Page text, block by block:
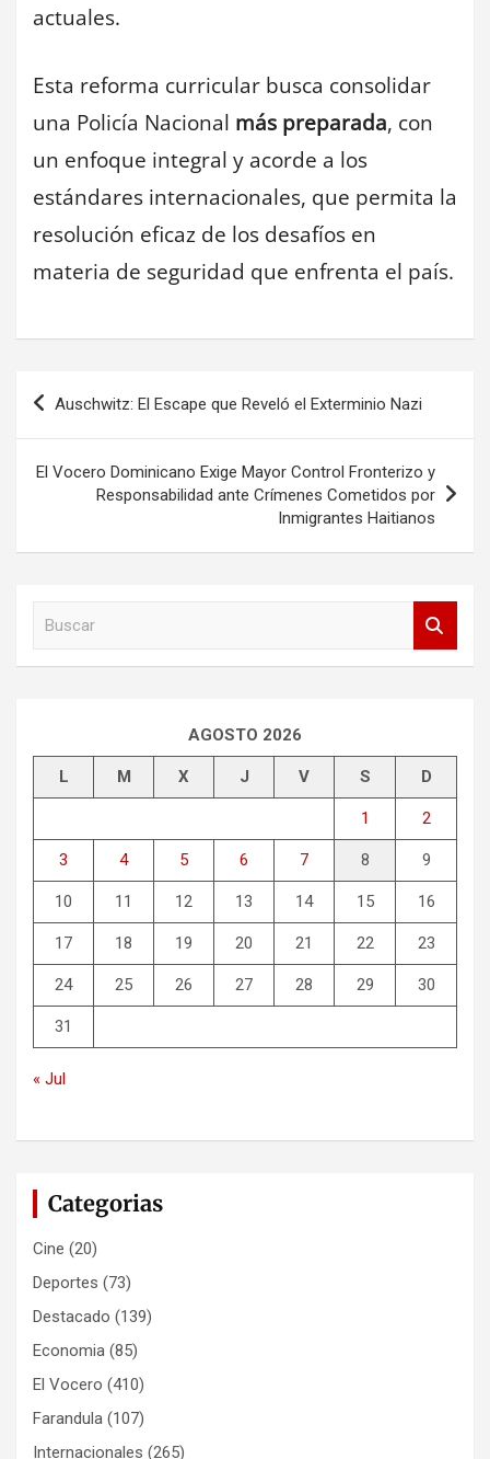
actuales.
Esta reforma curricular busca consolidar
una Policía Nacional más preparada, con
un enfoque integral y acorde a los
estándares internacionales, que permita la
resolución eficaz de los desafíos en
materia de seguridad que enfrenta el país.
Navegación
de
entradas
Auschwitz: El Escape que Reveló el Exterminio Nazi
El Vocero Dominicano Exige Mayor Control Fronterizo y
Responsabilidad ante Crímenes Cometidos por
Inmigrantes Haitianos
AGOSTO 2026
L M X J V S D
1 2
3 4 5 6 7 8 9
10 11 12 13 14 15 16
17 18 19 20 21 22 23
24 25 26 27 28 29 30
31
« Jul
Categorias
Cine (20)
Deportes (73)
Destacado (139)
Economia (85)
El Vocero (410)
Farandula (107)
Internacionales (265)